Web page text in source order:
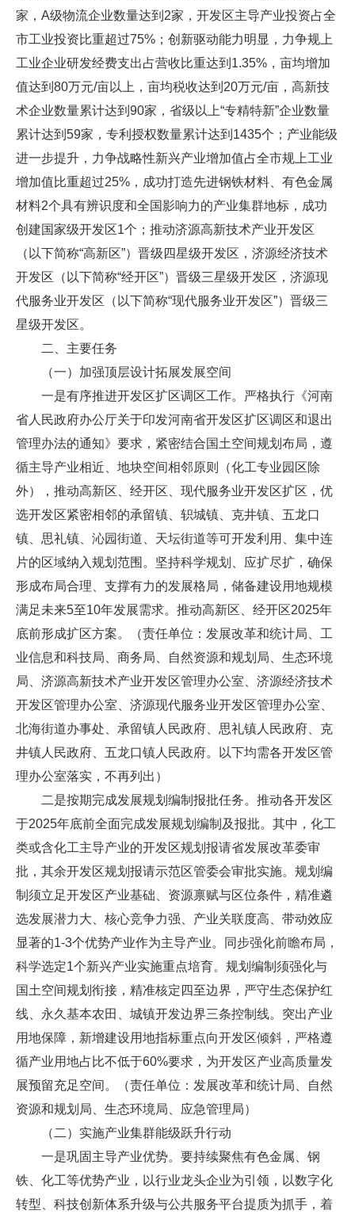
家，A级物流企业数量达到2家，开发区主导产业投资占全
市工业投资比重超过75%；创新驱动能力明显，力争规上
工业企业研发经费支出占营收比重达到1.35%，亩均增加
值达到80万元/亩以上，亩均税收达到20万元/亩，高新技
术企业数量累计达到90家，省级以上“专精特新”企业数量
累计达到59家，专利授权数量累计达到1435个；产业能级
进一步提升，力争战略性新兴产业增加值占全市规上工业
增加值比重超过25%，成功打造先进钢铁材料、有色金属
材料2个具有辨识度和全国影响力的产业集群地标，成功
创建国家级开发区1个；推动济源高新技术产业开发区
（以下简称“高新区”）晋级四星级开发区，济源经济技术
开发区（以下简称“经开区”）晋级三星级开发区，济源现
代服务业开发区（以下简称“现代服务业开发区”）晋级三
星级开发区。
二、主要任务
（一）加强顶层设计拓展发展空间
一是有序推进开发区扩区调区工作。严格执行《河南
省人民政府办公厅关于印发河南省开发区扩区调区和退出
管理办法的通知》要求，紧密结合国土空间规划布局，遵
循主导产业相近、地块空间相邻原则（化工专业园区除
外），推动高新区、经开区、现代服务业开发区扩区，优
选开发区紧密相邻的承留镇、轵城镇、克井镇、五龙口
镇、思礼镇、沁园街道、天坛街道等可开发利用、集中连
片的区域纳入规划范围。坚持科学规划、应扩尽扩，确保
形成布局合理、支撑有力的发展格局，储备建设用地规模
满足未来5至10年发展需求。推动高新区、经开区2025年
底前形成扩区方案。（责任单位：发展改革和统计局、工
业信息和科技局、商务局、自然资源和规划局、生态环境
局、济源高新技术产业开发区管理办公室、济源经济技术
开发区管理办公室、济源现代服务业开发区管理办公室、
北海街道办事处、承留镇人民政府、思礼镇人民政府、克
井镇人民政府、五龙口镇人民政府。以下均需各开发区管
理办公室落实，不再列出）
二是按期完成发展规划编制报批任务。推动各开发区
于2025年底前全面完成发展规划编制及报批。其中，化工
类或含化工主导产业的开发区规划报请省发展改革委审
批，其余开发区规划报请示范区管委会审批实施。规划编
制须立足开发区产业基础、资源禀赋与区位条件，精准遴
选发展潜力大、核心竞争力强、产业关联度高、带动效应
显著的1-3个优势产业作为主导产业。同步强化前瞻布局，
科学选定1个新兴产业实施重点培育。规划编制须强化与
国土空间规划衔接，精准核定四至边界，严守生态保护红
线、永久基本农田、城镇开发边界三条控制线。突出产业
用地保障，新增建设用地指标重点向开发区倾斜，严格遵
循产业用地占比不低于60%要求，为开发区产业高质量发
展预留充足空间。（责任单位：发展改革和统计局、自然
资源和规划局、生态环境局、应急管理局）
（二）实施产业集群能级跃升行动
一是巩固主导产业优势。要持续聚焦有色金属、钢
铁、化工等优势产业，以行业龙头企业为引领，以数字化
转型、科技创新体系升级与公共服务平台提质为抓手，着